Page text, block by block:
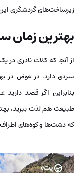
زیرساخت‌های گردشگری
بهترین زمان
از آنجا که کلات نادری
سردی دارد. در عوض در
بنابراین اگر قصد دارید
طبیعت هم لذت ببرید،
که دشت‌ها و کوه‌های